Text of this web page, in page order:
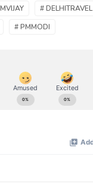
# DELHITRAVEL
# PMMODI